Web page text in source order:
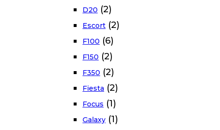
D20 (2)
Escort (2)
F100 (6)
F150 (2)
F350 (2)
Fiesta (2)
Focus (1)
Galaxy (1)